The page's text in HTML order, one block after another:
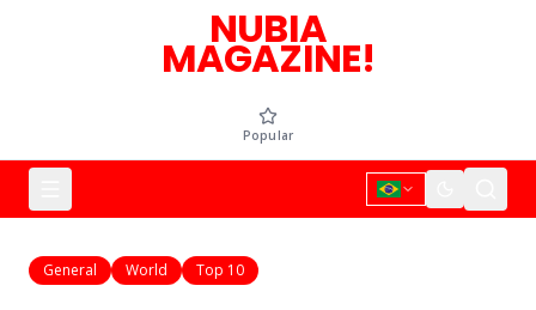
NUBIA
MAGAZINE!
Popular
General World Top 10